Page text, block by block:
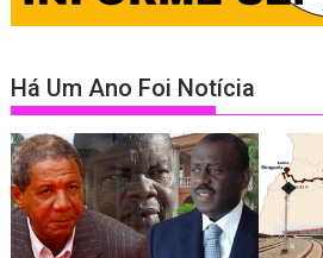
Há Um Ano Foi Notícia